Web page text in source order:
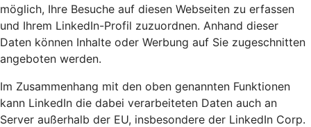
möglich, Ihre Besuche auf diesen Webseiten zu erfassen
und Ihrem LinkedIn-Profil zuzuordnen. Anhand dieser
Daten können Inhalte oder Werbung auf Sie zugeschnitten
angeboten werden.
Im Zusammenhang mit den oben genannten Funktionen
kann LinkedIn die dabei verarbeiteten Daten auch an
Server außerhalb der EU, insbesondere der LinkedIn Corp.